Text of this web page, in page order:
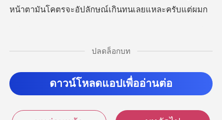
ปลดล็อกบท
ดาวน์โหลดแอปเพื่ออ่านต่อ